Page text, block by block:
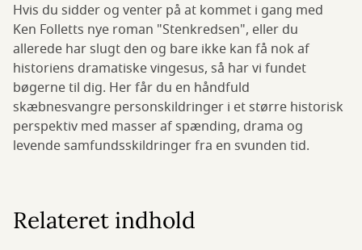
Hvis du sidder og venter på at kommet i gang med
Ken Folletts nye roman "Stenkredsen", eller du
allerede har slugt den og bare ikke kan få nok af
historiens dramatiske vingesus, så har vi fundet
bøgerne til dig. Her får du en håndfuld
skæbnesvangre personskildringer i et større historisk
perspektiv med masser af spænding, drama og
levende samfundsskildringer fra en svunden tid.
Relateret indhold